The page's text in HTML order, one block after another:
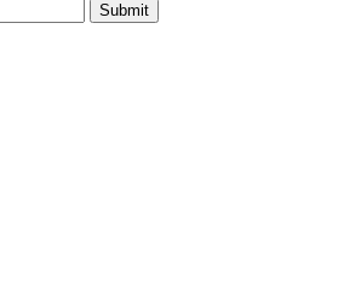
Submit